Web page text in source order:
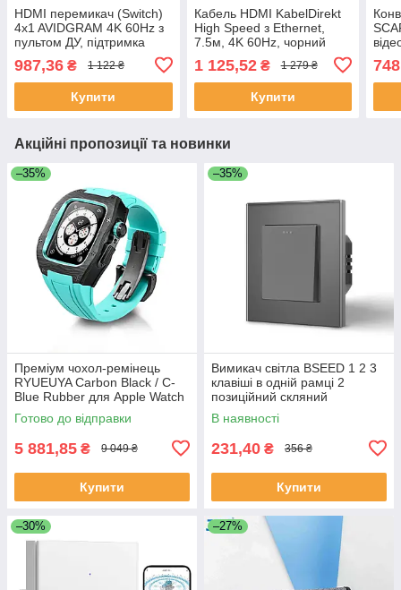
HDMI перемикач (Switch)
4x1 AVIDGRAM 4K 60Hz з
пультом ДУ, підтримка
HDR10, HDCP 2.2, 3D для
PS5/Xbox/PC
987,36 ₴ 1 122 ₴
Купити
Кабель HDMI KabelDirekt
High Speed з Ethernet,
7.5м, 4K 60Hz, чорний
1 125,52₴ 1 279 ₴
Купити
Акційні пропозиції та новинки
–35%
Преміум чохол-ремінець
RYUEUYA Carbon Black / C-
Blue Rubber для Apple Watch
44mm/45mm, карбоновий
корпус для Епл Вотч
Готово до відправки
5 881,85 ₴ 9 049 ₴
Купити
–35%
Вимикач світла BSEED 1 2 3
клавіші в одній рамці 2
позиційний скляний
безгвинтовий 10A Сірий
В наявності
231,40 ₴ 356 ₴
Купити
–30% –27%